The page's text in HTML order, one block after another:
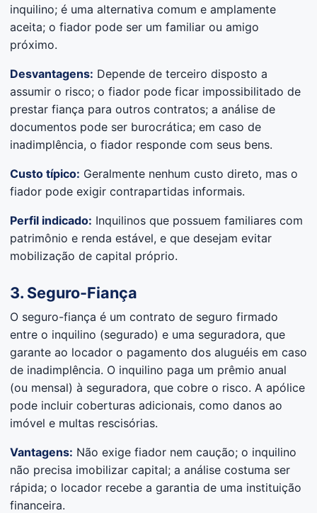
inquilino; é uma alternativa comum e amplamente
aceita; o fiador pode ser um familiar ou amigo
próximo.
Desvantagens: Depende de terceiro disposto a
assumir o risco; o fiador pode ficar impossibilitado de
prestar fiança para outros contratos; a análise de
documentos pode ser burocrática; em caso de
inadimplência, o fiador responde com seus bens.
Custo típico: Geralmente nenhum custo direto, mas o
fiador pode exigir contrapartidas informais.
Perfil indicado: Inquilinos que possuem familiares com
patrimônio e renda estável, e que desejam evitar
mobilização de capital próprio.
3. Seguro-Fiança
O seguro-fiança é um contrato de seguro firmado
entre o inquilino (segurado) e uma seguradora, que
garante ao locador o pagamento dos aluguéis em caso
de inadimplência. O inquilino paga um prêmio anual
(ou mensal) à seguradora, que cobre o risco. A apólice
pode incluir coberturas adicionais, como danos ao
imóvel e multas rescisórias.
Vantagens: Não exige fiador nem caução; o inquilino
não precisa imobilizar capital; a análise costuma ser
rápida; o locador recebe a garantia de uma instituição
financeira.